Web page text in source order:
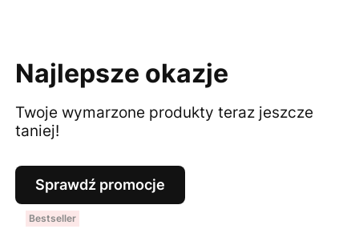
Najlepsze okazje
Twoje wymarzone produkty teraz jeszcze
taniej!
Sprawdź promocje
Bestseller